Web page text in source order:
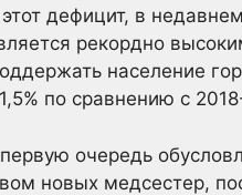
дефицит, в
рекордно
население
по сравнению с
очередь
новых медсестер,